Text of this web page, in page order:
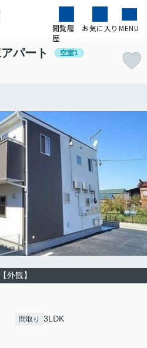
閲覧履
歴
お気に入り MENU
パート 空室1
【外観】
間取り 3LDK